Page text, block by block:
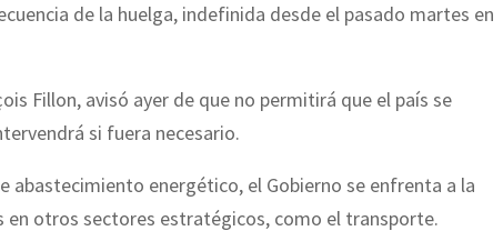
de la huelga, indefinida desde el pasado martes en
Fillon, avisó ayer de que no permitirá que el país se
si fuera necesario.
abastecimiento energético, el Gobierno se enfrenta a la
en otros sectores estratégicos, como el transporte.